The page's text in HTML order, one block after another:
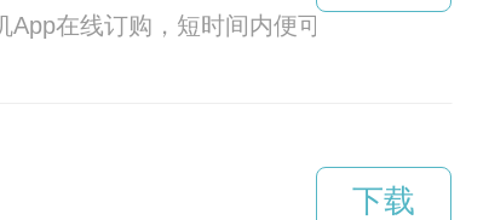
在线订购，短时间内便可享用美味的鸭
下载